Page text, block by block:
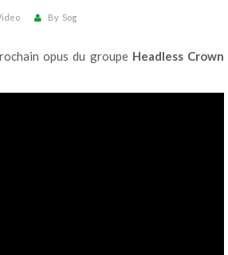
By Sog
opus du groupe Headless Crown